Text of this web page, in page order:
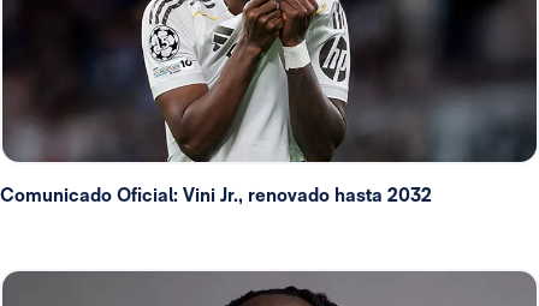
Comunicado Oficial: Vini Jr., renovado hasta 2032